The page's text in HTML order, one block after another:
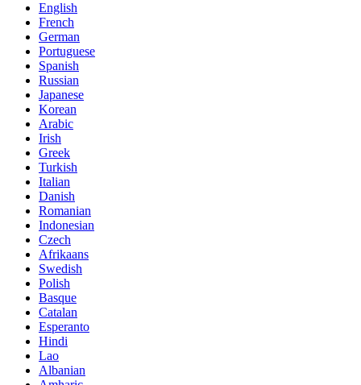
English
French
German
Portuguese
Spanish
Russian
Japanese
Korean
Arabic
Irish
Greek
Turkish
Italian
Danish
Romanian
Indonesian
Czech
Afrikaans
Swedish
Polish
Basque
Catalan
Esperanto
Hindi
Lao
Albanian